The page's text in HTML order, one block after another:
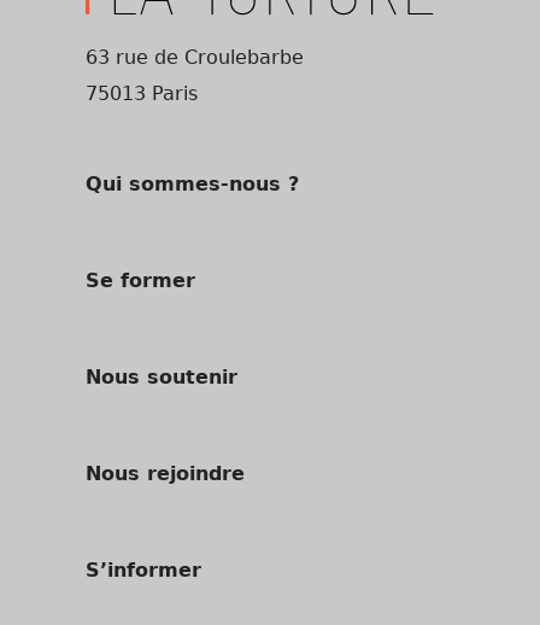
63 rue de Croulebarbe
75013 Paris
Qui sommes-nous ?
Se former
Nous soutenir
Nous rejoindre
S’informer